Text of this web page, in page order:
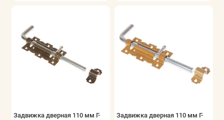
Задвижка дверная 110 мм Г-
Задвижка дверная 110 мм Г-